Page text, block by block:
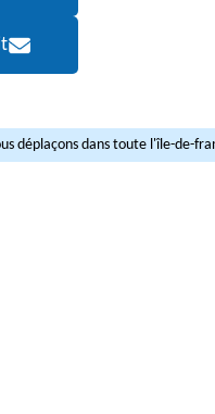
déplaçons dans toute l'île-de-